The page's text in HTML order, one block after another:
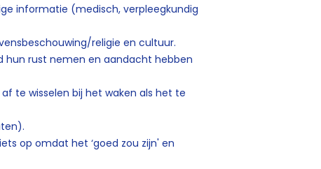
informatie (medisch, verpleegkundig
religie en cultuur.
hun rust nemen en aandacht hebben
te wisselen bij het waken als het te
op omdat het ‘goed zou zijn' en